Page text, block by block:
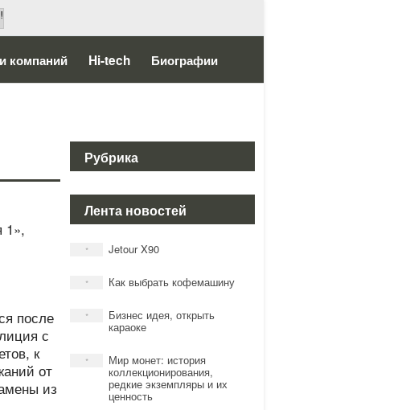
компаний Hi-tech Биографии
1»,
после
с
к
от
из
Рубрика
Лента новостей
* Jetour X90
* Как выбрать кофемашину
* Бизнес идея, открыть
караоке
* Мир монет: история
коллекционирования,
редкие экземпляры и их
ценность